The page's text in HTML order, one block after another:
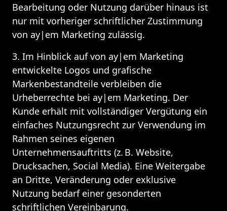
Bearbeitung oder Nutzung darüber hinaus ist
nur mit vorheriger schriftlicher Zustimmung
von ay|em Marketing zulässig.
3. Im Hinblick auf von ay|em Marketing
entwickelte Logos und grafische
Markenbestandteile verbleiben die
Urheberrechte bei ay|em Marketing. Der
Kunde erhält mit vollständiger Vergütung ein
einfaches Nutzungsrecht zur Verwendung im
Rahmen seines eigenen
Unternehmensauftritts (z. B. Website,
Drucksachen, Social Media). Eine Weitergabe
an Dritte, Veränderung oder exklusive
Nutzung bedarf einer gesonderten
schriftlichen Vereinbarung.